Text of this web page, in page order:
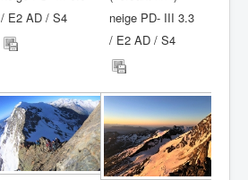
/ E2 AD / S4
neige PD- III 3.3
/ E2 AD / S4